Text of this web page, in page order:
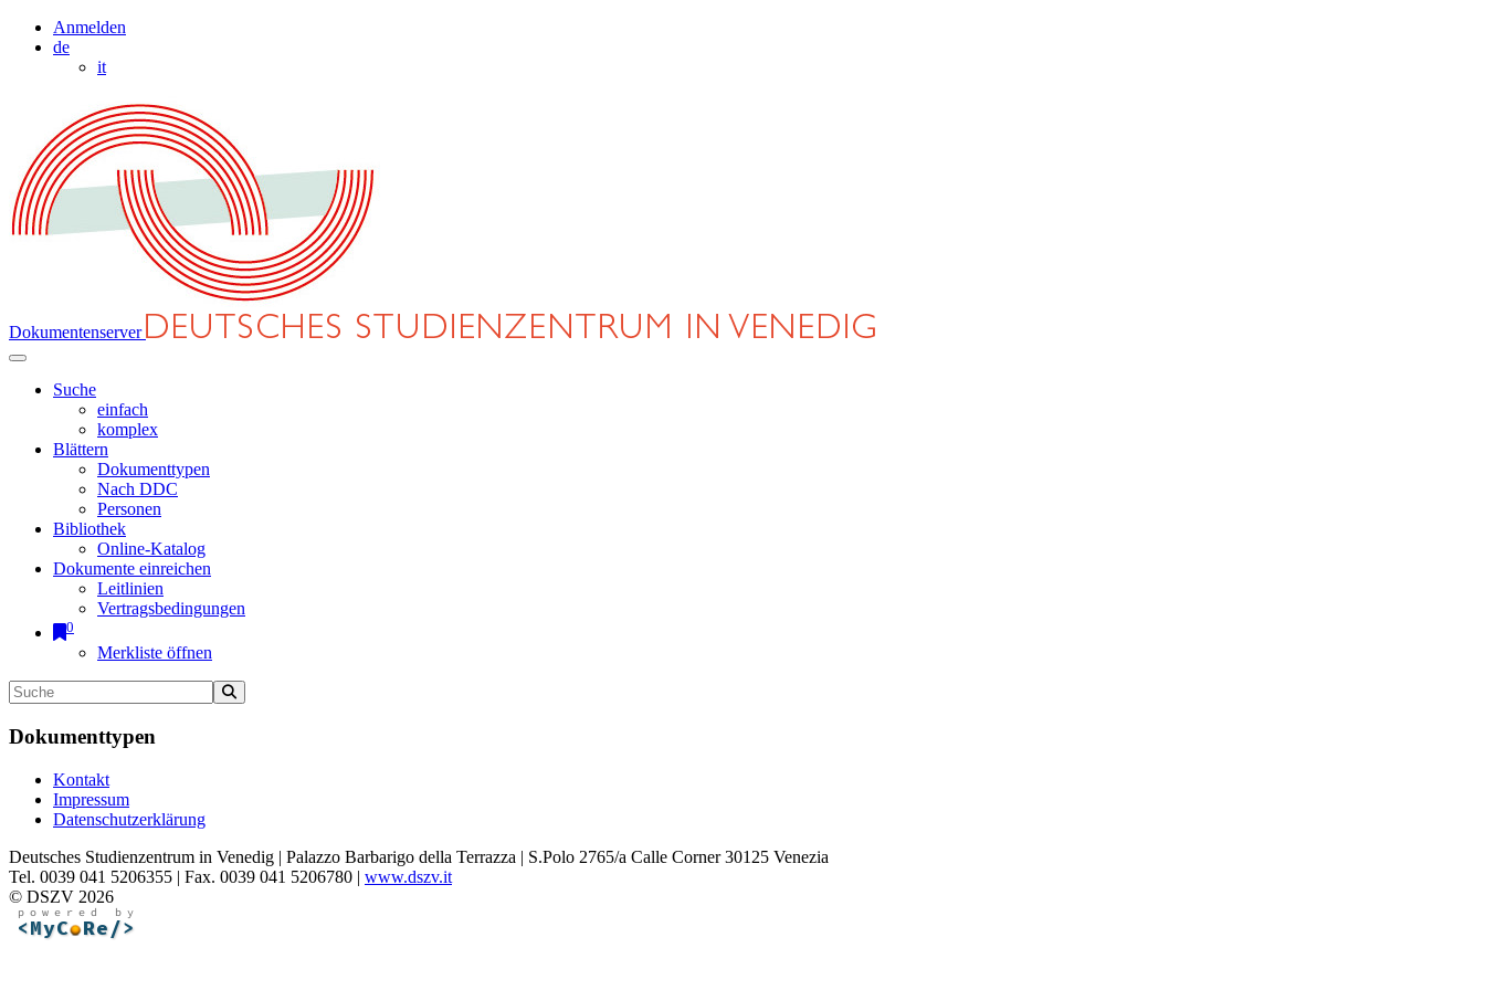
Anmelden
de
it
Dokumentenserver
Suche
einfach
komplex
Blättern
Dokumenttypen
Nach DDC
Personen
Bibliothek
Online-Katalog
Dokumente einreichen
Leitlinien
Vertragsbedingungen
0
Merkliste öffnen
Dokumenttypen
Kontakt
Impressum
Datenschutzerklärung
Deutsches Studienzentrum in Venedig | Palazzo Barbarigo della Terrazza | S.Polo 2765/a Calle Corner 30125 Venezia
Tel. 0039 041 5206355 | Fax. 0039 041 5206780 | www.dszv.it
© DSZV 2026